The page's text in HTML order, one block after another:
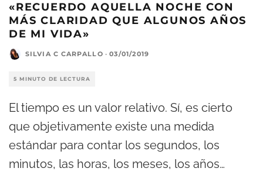
«RECUERDO AQUELLA NOCHE CON
MÁS CLARIDAD QUE ALGUNOS AÑOS
DE MI VIDA»
SILVIA C CARPALLO · 03/01/2019
5 MINUTO DE LECTURA
El tiempo es un valor relativo. Sí, es cierto
que objetivamente existe una medida
estándar para contar los segundos, los
minutos, las horas, los meses, los años…